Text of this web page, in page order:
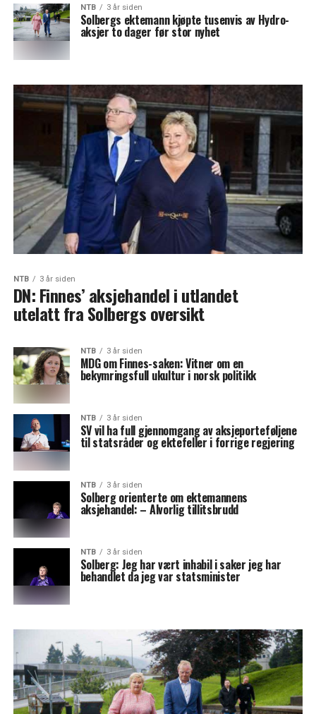
NTB 3 år siden
Solbergs ektemann kjøpte tusenvis av Hydro-
aksjer to dager før stor nyhet
NTB 3 år siden
DN: Finnes’ aksjehandel i utlandet
utelatt fra Solbergs oversikt
NTB 3 år siden
MDG om Finnes-saken: Vitner om en
bekymringsfull ukultur i norsk politikk
NTB 3 år siden
SV vil ha full gjennomgang av aksjeporteføljene
til statsråder og ektefeller i forrige regjering
NTB 3 år siden
Solberg orienterte om ektemannens
aksjehandel: – Alvorlig tillitsbrudd
NTB 3 år siden
Solberg: Jeg har vært inhabil i saker jeg har
behandlet da jeg var statsminister